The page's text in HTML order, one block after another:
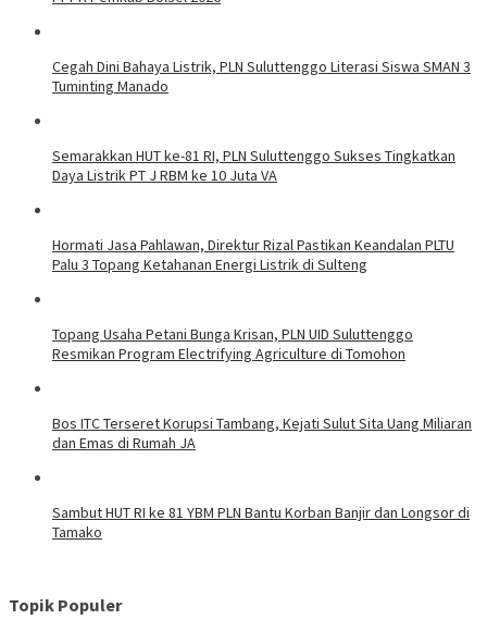
Cegah Dini Bahaya Listrik, PLN Suluttenggo Literasi Siswa SMAN 3
Tuminting Manado
Semarakkan HUT ke-81 RI, PLN Suluttenggo Sukses Tingkatkan
Daya Listrik PT J RBM ke 10 Juta VA
Hormati Jasa Pahlawan, Direktur Rizal Pastikan Keandalan PLTU
Palu 3 Topang Ketahanan Energi Listrik di Sulteng
Topang Usaha Petani Bunga Krisan, PLN UID Suluttenggo
Resmikan Program Electrifying Agriculture di Tomohon
Bos ITC Terseret Korupsi Tambang, Kejati Sulut Sita Uang Miliaran
dan Emas di Rumah JA
Sambut HUT RI ke 81 YBM PLN Bantu Korban Banjir dan Longsor di
Tamako
Topik Populer